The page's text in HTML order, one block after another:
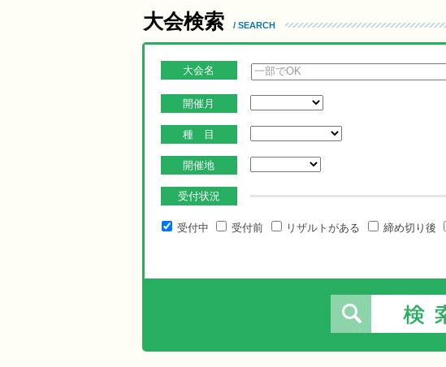
大会検索 / SEARCH
大会名
開催月
種 目
開催地
受付状況
受付中 受付前 リザルトがある 締め切り後